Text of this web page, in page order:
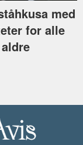
med
for alle
aldre